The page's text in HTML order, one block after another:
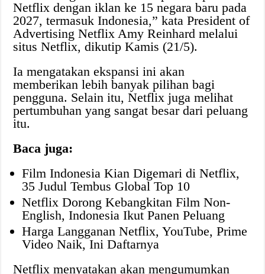
Netflix dengan iklan ke 15 negara baru pada
2027, termasuk Indonesia,” kata President of
Advertising Netflix Amy Reinhard melalui
situs Netflix, dikutip Kamis (21/5).
Ia mengatakan ekspansi ini akan
memberikan lebih banyak pilihan bagi
pengguna. Selain itu, Netflix juga melihat
pertumbuhan yang sangat besar dari peluang
itu.
Baca juga:
Film Indonesia Kian Digemari di Netflix,
35 Judul Tembus Global Top 10
Netflix Dorong Kebangkitan Film Non-
English, Indonesia Ikut Panen Peluang
Harga Langganan Netflix, YouTube, Prime
Video Naik, Ini Daftarnya
Netflix menyatakan akan mengumumkan